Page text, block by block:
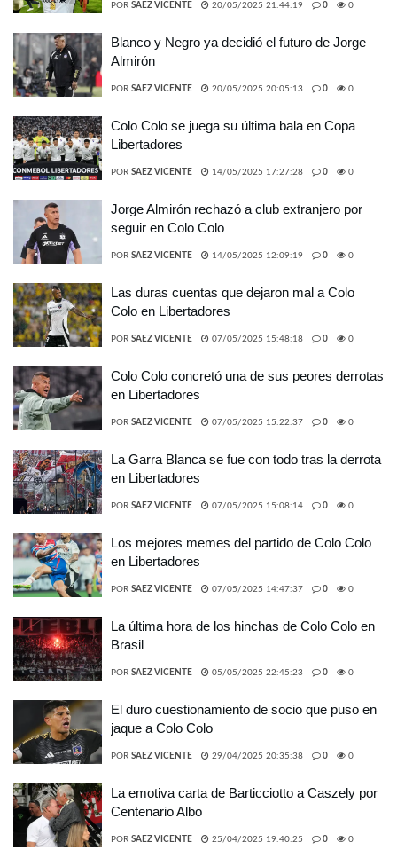
POR SAEZ VICENTE 20/05/2025 21:44:19 0 0
Blanco y Negro ya decidió el futuro de Jorge
Almirón
POR SAEZ VICENTE 20/05/2025 20:05:13 0 0
Colo Colo se juega su última bala en Copa
Libertadores
POR SAEZ VICENTE 14/05/2025 17:27:28 0 0
Jorge Almirón rechazó a club extranjero por
seguir en Colo Colo
POR SAEZ VICENTE 14/05/2025 12:09:19 0 0
Las duras cuentas que dejaron mal a Colo
Colo en Libertadores
POR SAEZ VICENTE 07/05/2025 15:48:18 0 0
Colo Colo concretó una de sus peores derrotas
en Libertadores
POR SAEZ VICENTE 07/05/2025 15:22:37 0 0
La Garra Blanca se fue con todo tras la derrota
en Libertadores
POR SAEZ VICENTE 07/05/2025 15:08:14 0 0
Los mejores memes del partido de Colo Colo
en Libertadores
POR SAEZ VICENTE 07/05/2025 14:47:37 0 0
La última hora de los hinchas de Colo Colo en
Brasil
POR SAEZ VICENTE 05/05/2025 22:45:23 0 0
El duro cuestionamiento de socio que puso en
jaque a Colo Colo
POR SAEZ VICENTE 29/04/2025 20:35:38 0 0
La emotiva carta de Barticciotto a Caszely por
Centenario Albo
POR SAEZ VICENTE 25/04/2025 19:40:25 0 0